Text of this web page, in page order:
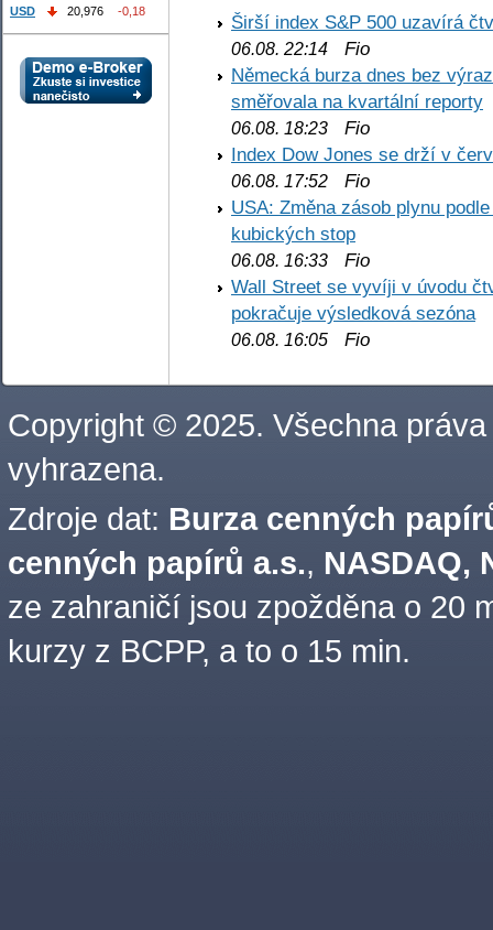
Širší index S&P 500 uzavírá
06.08. 22:14 Fio
Německá burza dnes bez
směřovala na kvartální reporty
06.08. 18:23 Fio
Index Dow Jones se drží v
06.08. 17:52 Fio
USA: Změna zásob plynu
kubických stop
06.08. 16:33 Fio
Wall Street se vyvíji v úvodu
pokračuje výsledková sezóna
06.08. 16:05 Fio
USD
20,976 -0,18
Copyright © 2025. Všechna práva
vyhrazena.
Zdroje dat: Burza cenných
cenných papírů a.s., NASDAQ,
ze zahraničí jsou zpožděna o 20
kurzy z BCPP, a to o 15 min.